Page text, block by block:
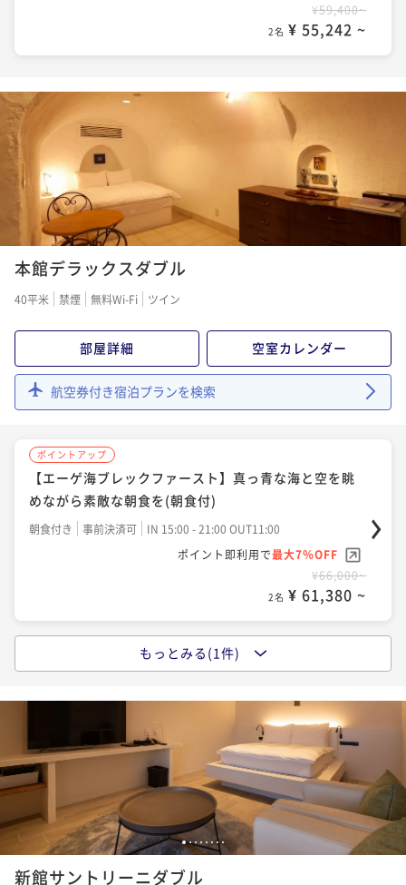
¥59,400~
2名 ¥ 55,242 ~
本館デラックスダブル
40平米 禁煙 無料Wi-Fi ツイン
部屋詳細 空室カレンダー
航空券付き宿泊プランを検索
ポイントアップ
【エーゲ海ブレックファースト】真っ青な海と空を眺
めながら素敵な朝食を(朝食付)
朝食付き 事前決済可
IN 15:00 - 21:00 OUT11:00
ポイント即利用で最大7％OFF
¥66,000~
2名 ¥ 61,380 ~
【シェフのおまかせディナーコース】心を満たす極上
イタリアンで贅沢なひとときを（2食付）
IN 15:00 - 17:00 OUT11:00
ポイント即利用で最大7％OFF
¥103,400~
2名 ¥ 96,162 ~
もっとみる(1件)
1234 56 78
新館サントリーニダブル